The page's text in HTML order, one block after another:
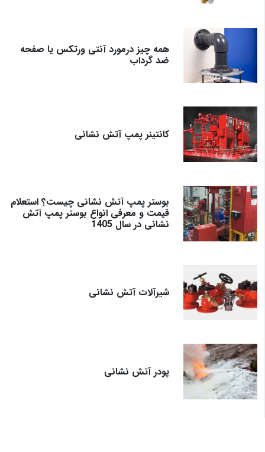
همه چیز درمورد آنتی ورتکس یا صفحه
ضد گرداب
کانتینر پمپ آتش نشانی
بوستر پمپ آتش نشانی چیست؟ استعلام
قیمت و معرفی انواع بوستر پمپ آتش
نشانی در سال 1405
شیرآلات آتش نشانی
پودر آتش نشانی